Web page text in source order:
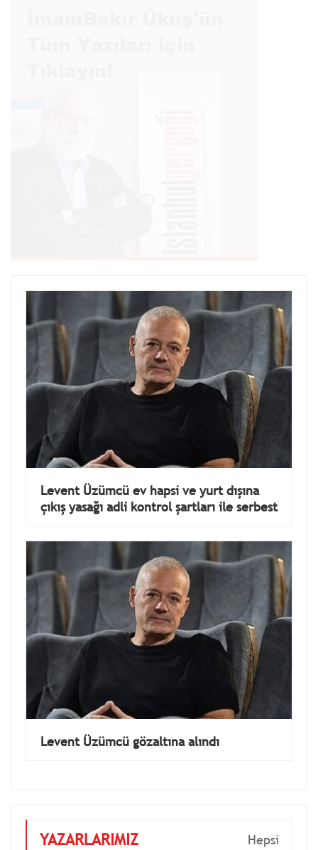
Levent Üzümcü ev hapsi ve yurt dışına
çıkış yasağı adli kontrol şartları ile serbest
Levent Üzümcü gözaltına alındı
YAZARLARIMIZ Hepsi